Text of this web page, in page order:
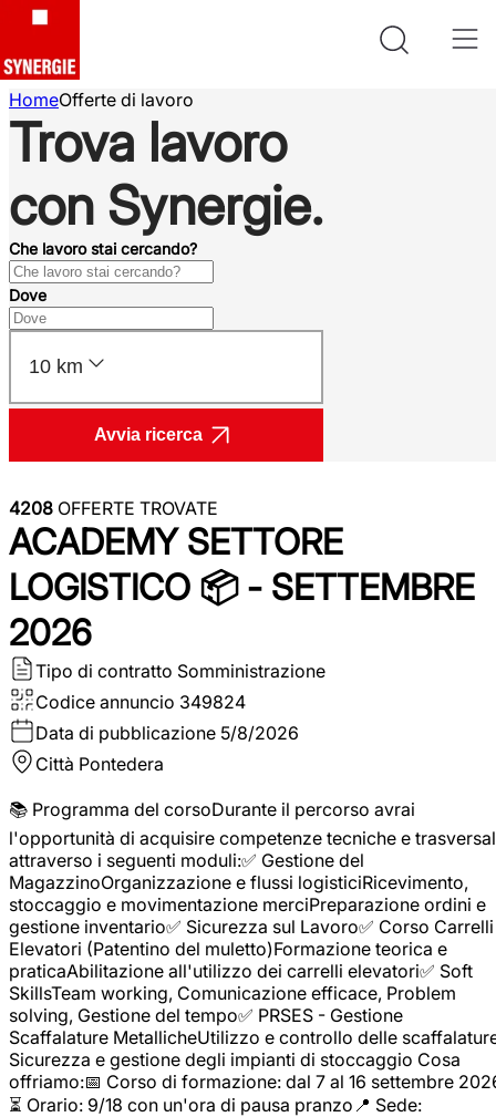
HomeOfferte di lavoro
Trova lavoro
con Synergie.
Che lavoro stai cercando?
Dove
10 km
Avvia ricerca
4208 OFFERTE TROVATE
ACADEMY SETTORE
LOGISTICO 📦 - SETTEMBRE
2026
Tipo di contratto Somministrazione
Codice annuncio 349824
Data di pubblicazione 5/8/2026
Città Pontedera
📚 Programma del corsoDurante il percorso avrai
l'opportunità di acquisire competenze tecniche e
attraverso i seguenti moduli:✅ Gestione del
MagazzinoOrganizzazione e flussi logisticiRicevimento,
stoccaggio e movimentazione merciPreparazione ordini e
gestione inventario✅ Sicurezza sul Lavoro✅ Corso Carrelli
Elevatori (Patentino del muletto)Formazione teorica e
praticaAbilitazione all'utilizzo dei carrelli elevatori✅ Soft
SkillsTeam working, Comunicazione efficace, Problem
solving, Gestione del tempo✅ PRSES - Gestione
Scaffalature MetallicheUtilizzo e controllo delle
Sicurezza e gestione degli impianti di stoccaggio Cosa
offriamo:📅 Corso di formazione: dal 7 al 16 settembre
⏳ Orario: 9/18 con un'ora di pausa pranzo📍 Sede: